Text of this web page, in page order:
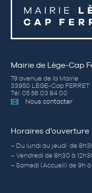
Mairie de Lège-Cap
79 avenue de la Mairie
33950 LÈGE-Cap FERRET
Tél. 05 56 03 84 00
Nous contacter
Horaires d’ouverture
– Du lundi au jeudi de
– Vendredi de 8h30 à
– Samedi (Accueil) de 9h à